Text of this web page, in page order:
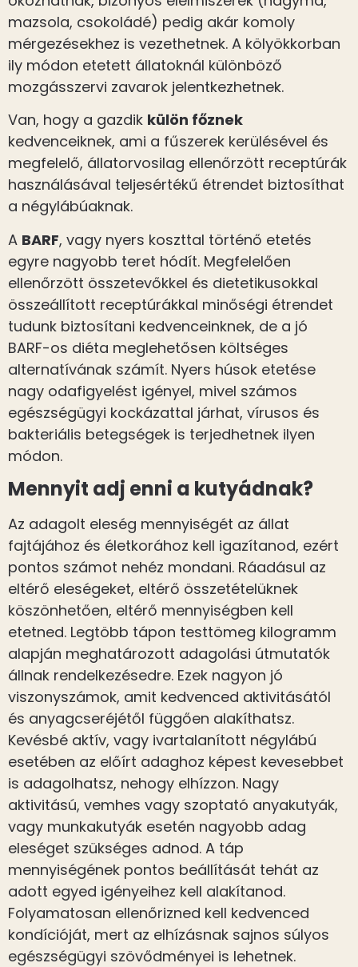
mazsola, csokoládé) pedig akár komoly
mérgezésekhez is vezethetnek. A kölyökkorban
ily módon etetett állatoknál különböző
mozgásszervi zavarok jelentkezhetnek.
Van, hogy a gazdik külön főznek
kedvenceiknek, ami a fűszerek kerülésével és
megfelelő, állatorvosilag ellenőrzött receptúrák
használásával teljesértékű étrendet biztosíthat
a négylábúaknak.
A BARF, vagy nyers koszttal történő etetés
egyre nagyobb teret hódít. Megfelelően
ellenőrzött összetevőkkel és dietetikusokkal
összeállított receptúrákkal minőségi étrendet
tudunk biztosítani kedvenceinknek, de a jó
BARF-os diéta meglehetősen költséges
alternatívának számít. Nyers húsok etetése
nagy odafigyelést igényel, mivel számos
egészségügyi kockázattal járhat, vírusos és
bakteriális betegségek is terjedhetnek ilyen
módon.
Mennyit adj enni a kutyádnak?
Az adagolt eleség mennyiségét az állat
fajtájához és életkorához kell igazítanod, ezért
pontos számot nehéz mondani. Ráadásul az
eltérő eleségeket, eltérő összetételüknek
köszönhetően, eltérő mennyiségben kell
etetned. Legtöbb tápon testtömeg kilogramm
alapján meghatározott adagolási útmutatók
állnak rendelkezésedre. Ezek nagyon jó
viszonyszámok, amit kedvenced aktivitásától
és anyagcseréjétől függően alakíthatsz.
Kevésbé aktív, vagy ivartalanított négylábú
esetében az előírt adaghoz képest kevesebbet
is adagolhatsz, nehogy elhízzon. Nagy
aktivitású, vemhes vagy szoptató anyakutyák,
vagy munkakutyák esetén nagyobb adag
eleséget szükséges adnod. A táp
mennyiségének pontos beállítását tehát az
adott egyed igényeihez kell alakítanod.
Folyamatosan ellenőrizned kell kedvenced
kondícióját, mert az elhízásnak sajnos súlyos
egészségügyi szövődményei is lehetnek.